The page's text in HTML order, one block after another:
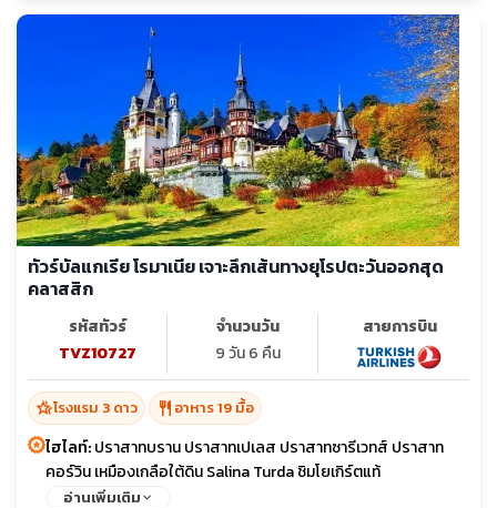
ทัวร์บัลแกเรีย โรมาเนีย เจาะลึกเส้นทางยุโรปตะวันออกสุด
คลาสสิก
รหัสทัวร์
TVZ10727
จำนวนวัน
9 วัน 6 คืน
สายการบิน
hotel_classโรงแรม 3 ดาว restaurant อาหาร 19 มื้อ
ไฮไลท์:ปราสาทบราน ปราสาทเปเลส ปราสาทซารีเวทส์ ปราสาท
คอร์วิน เหมืองเกลือใต้ดิน Salina Turda ชิมโยเกิร์ตแท้
อ่านเพิ่มเติม